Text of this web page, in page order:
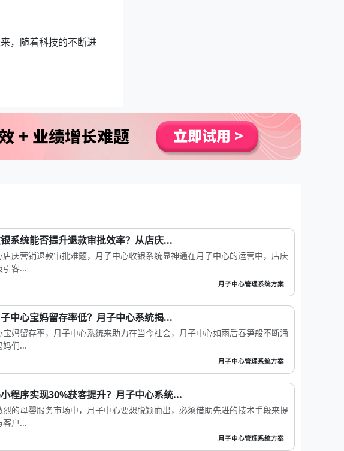
，随着科技的不断进
系统能否提升退款审批效率？从店庆...
店庆营销退款审批难题，月子中心收银系统显神通在月子中心的运营中，店庆
引客...
月子中心管理系统方案
中心宝妈留存率低？月子中心系统揭...
妈留存率，月子中心系统来助力在当今社会，月子中心如雨后春笋般不断涌
妈们...
月子中心管理系统方案
程序实现30%获客提升？月子中心系统...
的母婴服务市场中，月子中心要想脱颖而出，必须借助先进的技术手段来提
客户...
月子中心管理系统方案